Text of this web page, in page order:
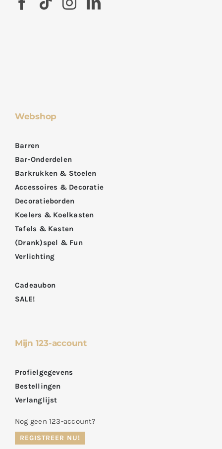
Webshop
Barren
Bar-Onderdelen
Barkrukken & Stoelen
Accessoires & Decoratie
Decoratieborden
Koelers & Koelkasten
Tafels & Kasten
(Drank)spel & Fun
Verlichting
Cadeaubon
SALE!
Mijn 123-account
Profielgegevens
Bestellingen
Verlanglijst
Nog geen 123-account?
REGISTREER NU!